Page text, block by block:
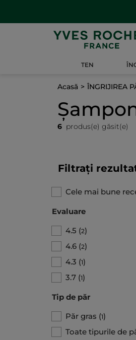
TEN
Acasă ÎNGRIJIREA
6 produs(e) găsit(e)
Filtrați
Cele mai bune
Evaluare
4.5 (2)
4.6 (2)
4.3 (1)
3.7 (1)
Tip de păr
Păr gras (1)
Toate tipurile de